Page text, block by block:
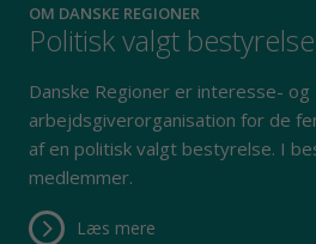
OM DANSKE REGIONER
Politisk valgt bestyrelse
Danske Regioner er interesse- og
arbejdsgiverorganisation for de
af en politisk valgt bestyrelse. I
medlemmer.
Læs mere